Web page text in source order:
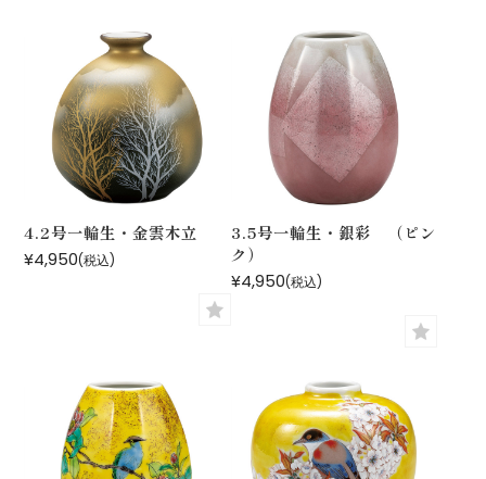
4.2号一輪生・金雲木立
¥4,950(税込)
3.5号一輪生・銀彩 （ピン
ク）
¥4,950(税込)